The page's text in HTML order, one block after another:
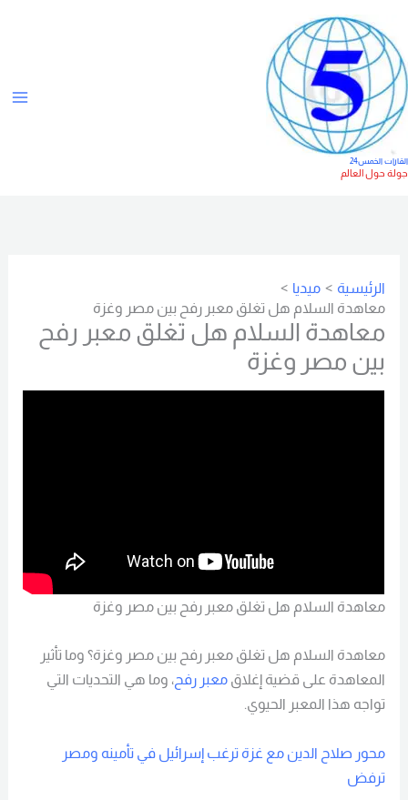
الخمس24
حول العالم
الرئيسية
ميديا
معاهدة السلام هل تغلق معبر رفح بين مصر وغزة
معاهدة السلام هل تغلق معبر رفح
بين مصر وغزة
معاهدة السلام هل تغلق معبر رفح بين مصر وغزة
معاهدة السلام هل تغلق معبر رفح بين مصر وغزة؟ وما تأثير
المعاهدة على قضية إغلاق معبر رفح، وما هي التحديات التي
تواجه هذا المعبر الحيوي.
محور صلاح الدين مع غزة ترغب إسرائيل في تأمينه ومصر
ترفض
ص
ف
ا